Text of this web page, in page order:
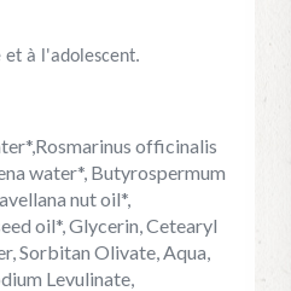
et à l'adolescent.
officinalis
water*, Butyrospermum
nut oil*,
oil*, Glycerin, Cetearyl
Sorbitan Olivate, Aqua,
Levulinate,